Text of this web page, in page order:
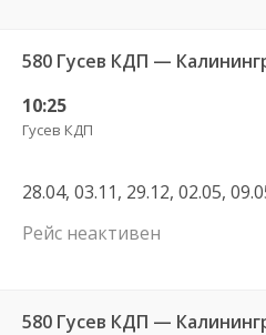
10:25
Гусев КДП
28.04, 03.11, 29.12, 02.05,
Рейс неактивен